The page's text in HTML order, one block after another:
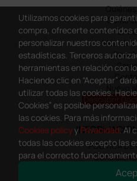
Cómo
Métodos
Nuevo
Descubrir
POLÍTICA DE
Utilizamos cookies para
compra, ofrecerte contenidos
personalizar nuestros
estadísticas. Terceros
herramientas en relación con
Haciendo clic en “Aceptar”
utilizar todas las cookies.
Cookies” es posible
las cookies. Para más
Cookies policyy Privacidad. Al
todas las cookies excepto las
para el correcto